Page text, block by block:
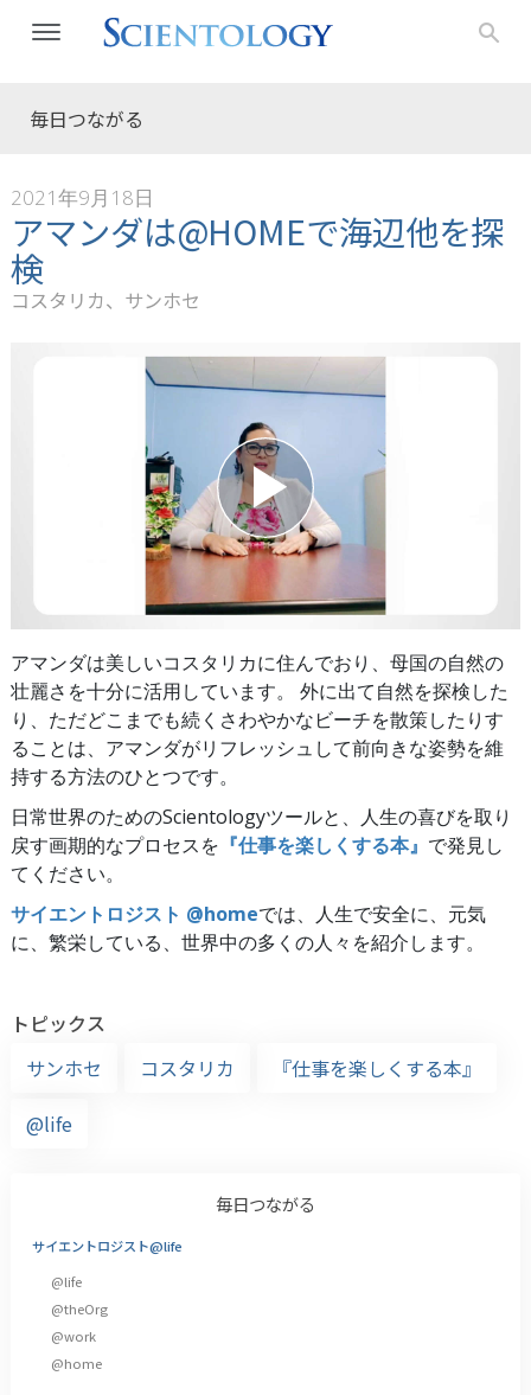
毎日つながる
2021年9月18日
アマンダは@HOMEで海辺他を探
検
コスタリカ、サンホセ
アマンダは美しいコスタリカに住んでおり、母国の自然の
壮麗さを十分に活用しています。 外に出て自然を探検した
り、ただどこまでも続くさわやかなビーチを散策したりす
ることは、アマンダがリフレッシュして前向きな姿勢を維
持する方法のひとつです。
日常世界のためのScientologyツールと、人生の喜びを取り
戻す画期的なプロセスを 『仕事を楽しくする本』 で発見し
てください。
サイエントロジスト @homeでは、人生で安全に、元気
に、繁栄している、世界中の多くの人々を紹介します。
トピックス
サンホセ
コスタリカ
『仕事を楽しくする本』
@life
毎日つながる
サイエントロジスト@life
@life
@theOrg
@work
@home